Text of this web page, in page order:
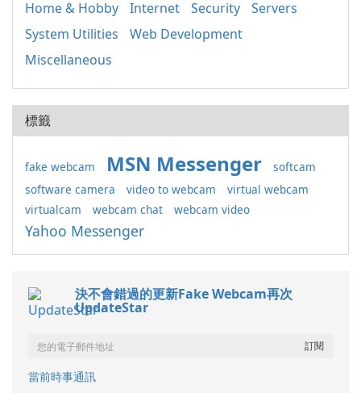
Home & Hobby Internet Security
Servers
System Utilities
Web Development
Miscellaneous
標籤
fake webcam MSN Messenger
softcam
software camera
video to webcam
virtual webcam
virtualcam
webcam chat webcam video
Yahoo Messenger
決不會錯過的更新Fake Webcam再次
UpdateStar
當前時事通訊